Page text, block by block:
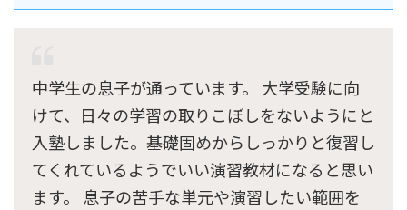
中学生の息子が通っています。 大学受験に向
けて、日々の学習の取りこぼしをないようにと
入塾しました。基礎固めからしっかりと復習し
てくれているようでいい演習教材になると思い
ます。 息子の苦手な単元や演習したい範囲を